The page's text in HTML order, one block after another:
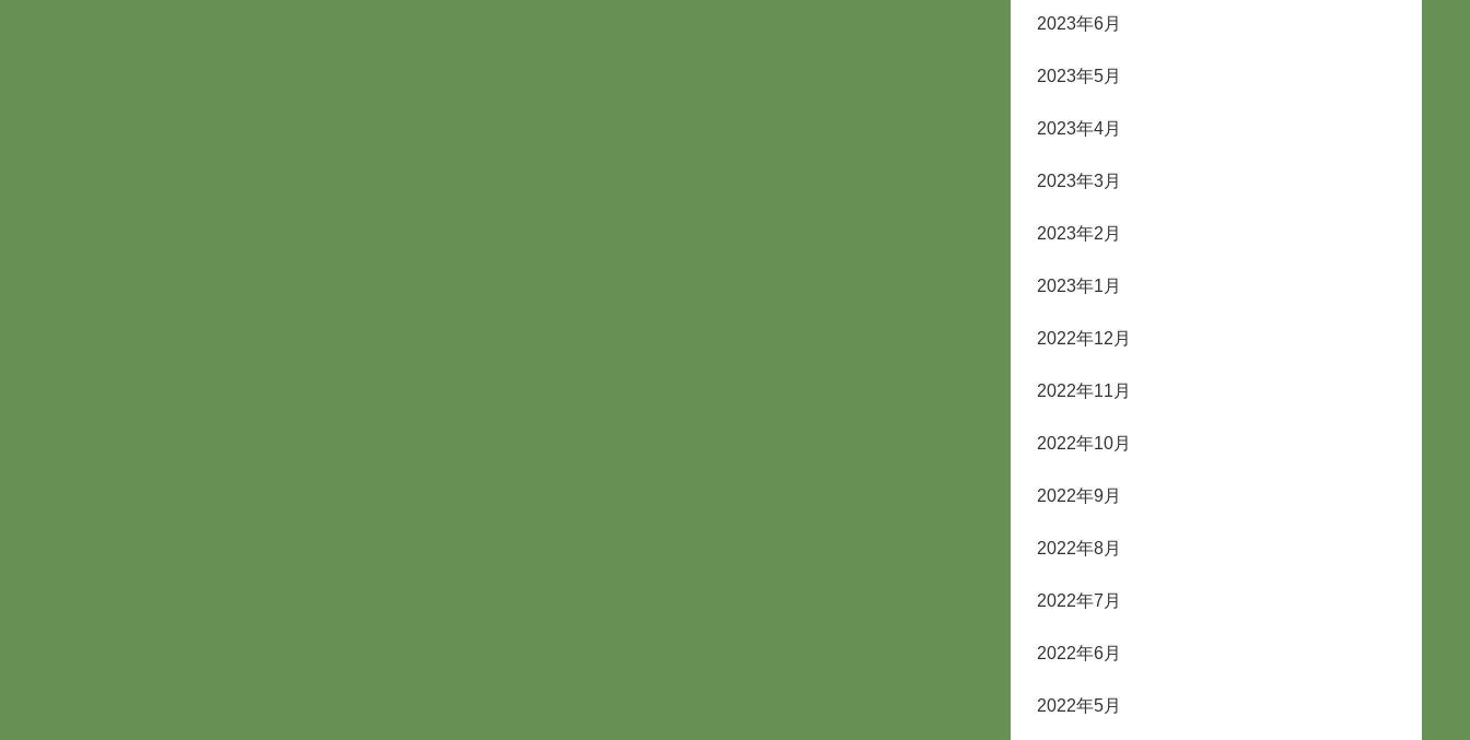
2023年6月
2023年5月
2023年4月
2023年3月
2023年2月
2023年1月
2022年12月
2022年11月
2022年10月
2022年9月
2022年8月
2022年7月
2022年6月
2022年5月